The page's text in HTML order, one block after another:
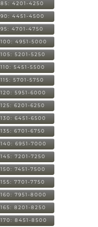
85: 4201-4250
90: 4451-4500
95: 4701-4750
100: 4951-5000
105: 5201-5250
110: 5451-5500
115: 5701-5750
120: 5951-6000
125: 6201-6250
130: 6451-6500
135: 6701-6750
140: 6951-7000
145: 7201-7250
150: 7451-7500
155: 7701-7750
160: 7951-8000
165: 8201-8250
170: 8451-8500